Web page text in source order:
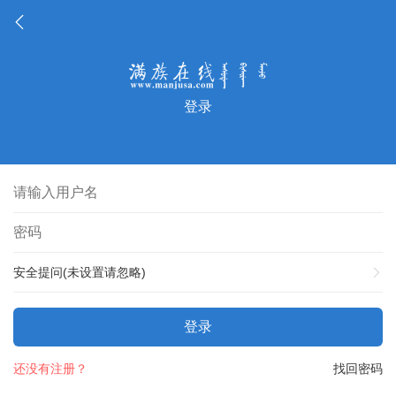
登录
安全提问(未设置请忽略)
登录
找回密码
还没有注册？